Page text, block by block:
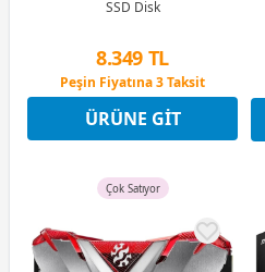
SSD Disk
8.349 TL
Peşin Fiyatına 3 Taksit
12 Ay x 982 TL taksitle
Peşin Fiyatına 3 Taksit
ÜRÜNE GIT
Çok Satıyor